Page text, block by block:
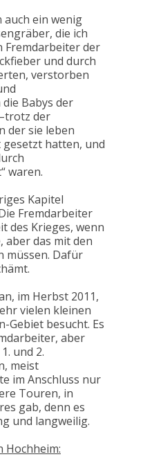
ein wenig
die ich
Fremdarbeiter der
und durch
verstorben
Babys der
der
der sie leben
gesetzt hatten, und
waren.
Kapitel
Fremdarbeiter
des Krieges, wenn
aber das mit den
müssen. Dafür
im Herbst 2011,
vielen kleinen
Gebiet besucht. Es
aber
und 2.
meist
im Anschluss nur
Touren, in
gab, denn es
und langweilig.
Hochheim: